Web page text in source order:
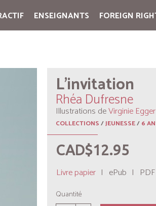
ENSEIGNANTS FOREIGN
L’invitation
Rhéa Dufresne
Illustrations deVirginie Egger
COLLECTIONS/JEUNESSE/6
CAD$12.95
Livre papier | ePub | PDF
Quantité